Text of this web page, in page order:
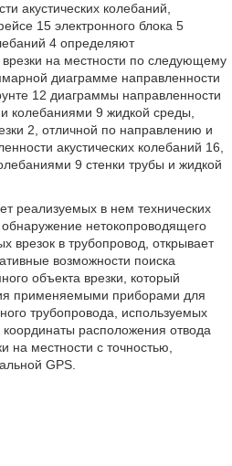
акустических колебаний,
15 электронного блока 5
4 определяют
на местности по следующему
диаграмме направленности
12 диаграммы направленности
колебаниями 9 жидкой среды,
2, отличной по направлению и
акустических колебаний 16,
9 стенки трубы и жидкой
реализуемых в нем технических
нетокопроводящего
врезок в трубопровод, открывает
возможности поиска
объекта врезки, который
применяемыми приборами для
трубопровода, используемых
расположения отвода
на местности с точностью,
GPS.